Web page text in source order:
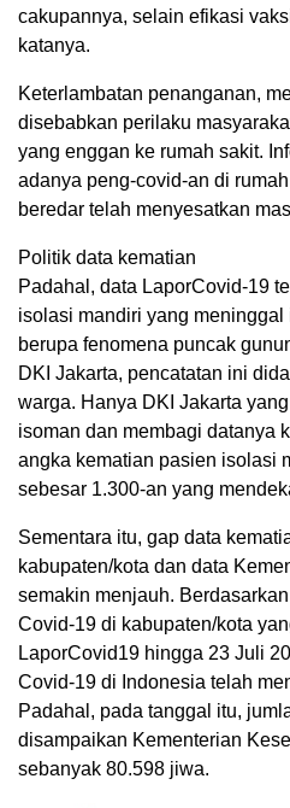
cakupannya, selain efikasi
katanya.
Keterlambatan penanganan,
disebabkan perilaku
yang enggan ke rumah sakit.
adanya peng-covid-an di
beredar telah menyesatkan
Politik data kematian
Padahal, data LaporCovid-19
isolasi mandiri yang
berupa fenomena puncak
DKI Jakarta, pencatatan ini
warga. Hanya DKI Jakarta
isoman dan membagi datanya
angka kematian pasien isolasi
sebesar 1.300-an yang
Sementara itu, gap data
kabupaten/kota dan data
semakin menjauh.
Covid-19 di kabupaten/kota
LaporCovid19 hingga 23 Juli
Covid-19 di Indonesia telah
Padahal, pada tanggal itu,
disampaikan Kementerian
sebanyak 80.598 jiwa.